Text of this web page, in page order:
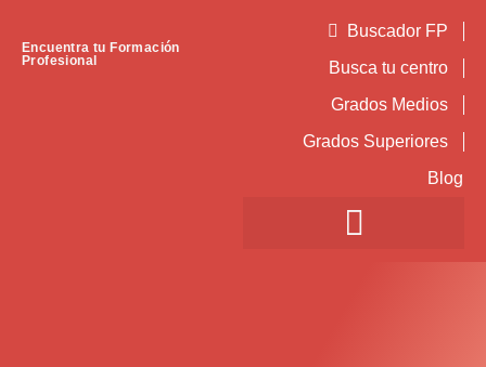
Encuentra tu Formación
Profesional
Buscador FP
Busca tu centro
Grados Medios
Grados Superiores
Blog